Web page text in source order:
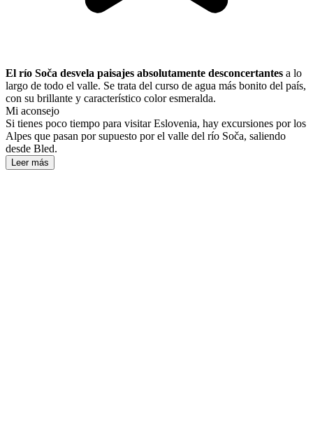
El río Soča desvela paisajes absolutamente desconcertantes a lo
largo de todo el valle. Se trata del curso de agua más bonito del país,
con su brillante y característico color esmeralda.
Mi aconsejo
Si tienes poco tiempo para visitar Eslovenia, hay excursiones por los
Alpes que pasan por supuesto por el valle del río Soča, saliendo
desde Bled.
Leer más